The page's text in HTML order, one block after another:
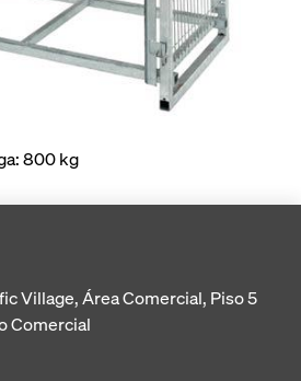
800 kg
Village, Área Comercial, Piso 5
Comercial